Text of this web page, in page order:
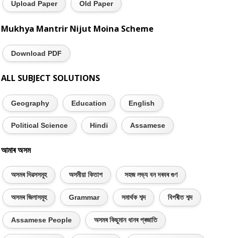
Upload Paper Old Paper
Mukhya Mantrir Nijut Moina Scheme
Download PDF
ALL SUBJECT SOLUTIONS
Geography Education English
Political Science Hindi Assamese
আমাৰ অসম
অসমৰ দিৱসসমূহ অসমীয়া কিতাপ সহজ লভ্য বন দৰবৰ গুণ
অসমৰ জিলাসমূহ Grammar সমাৰ্থক শব্দ বিপৰীত শব্দ
Assamese People অসমৰ কিছুমান ধানৰ প্ৰজাতি